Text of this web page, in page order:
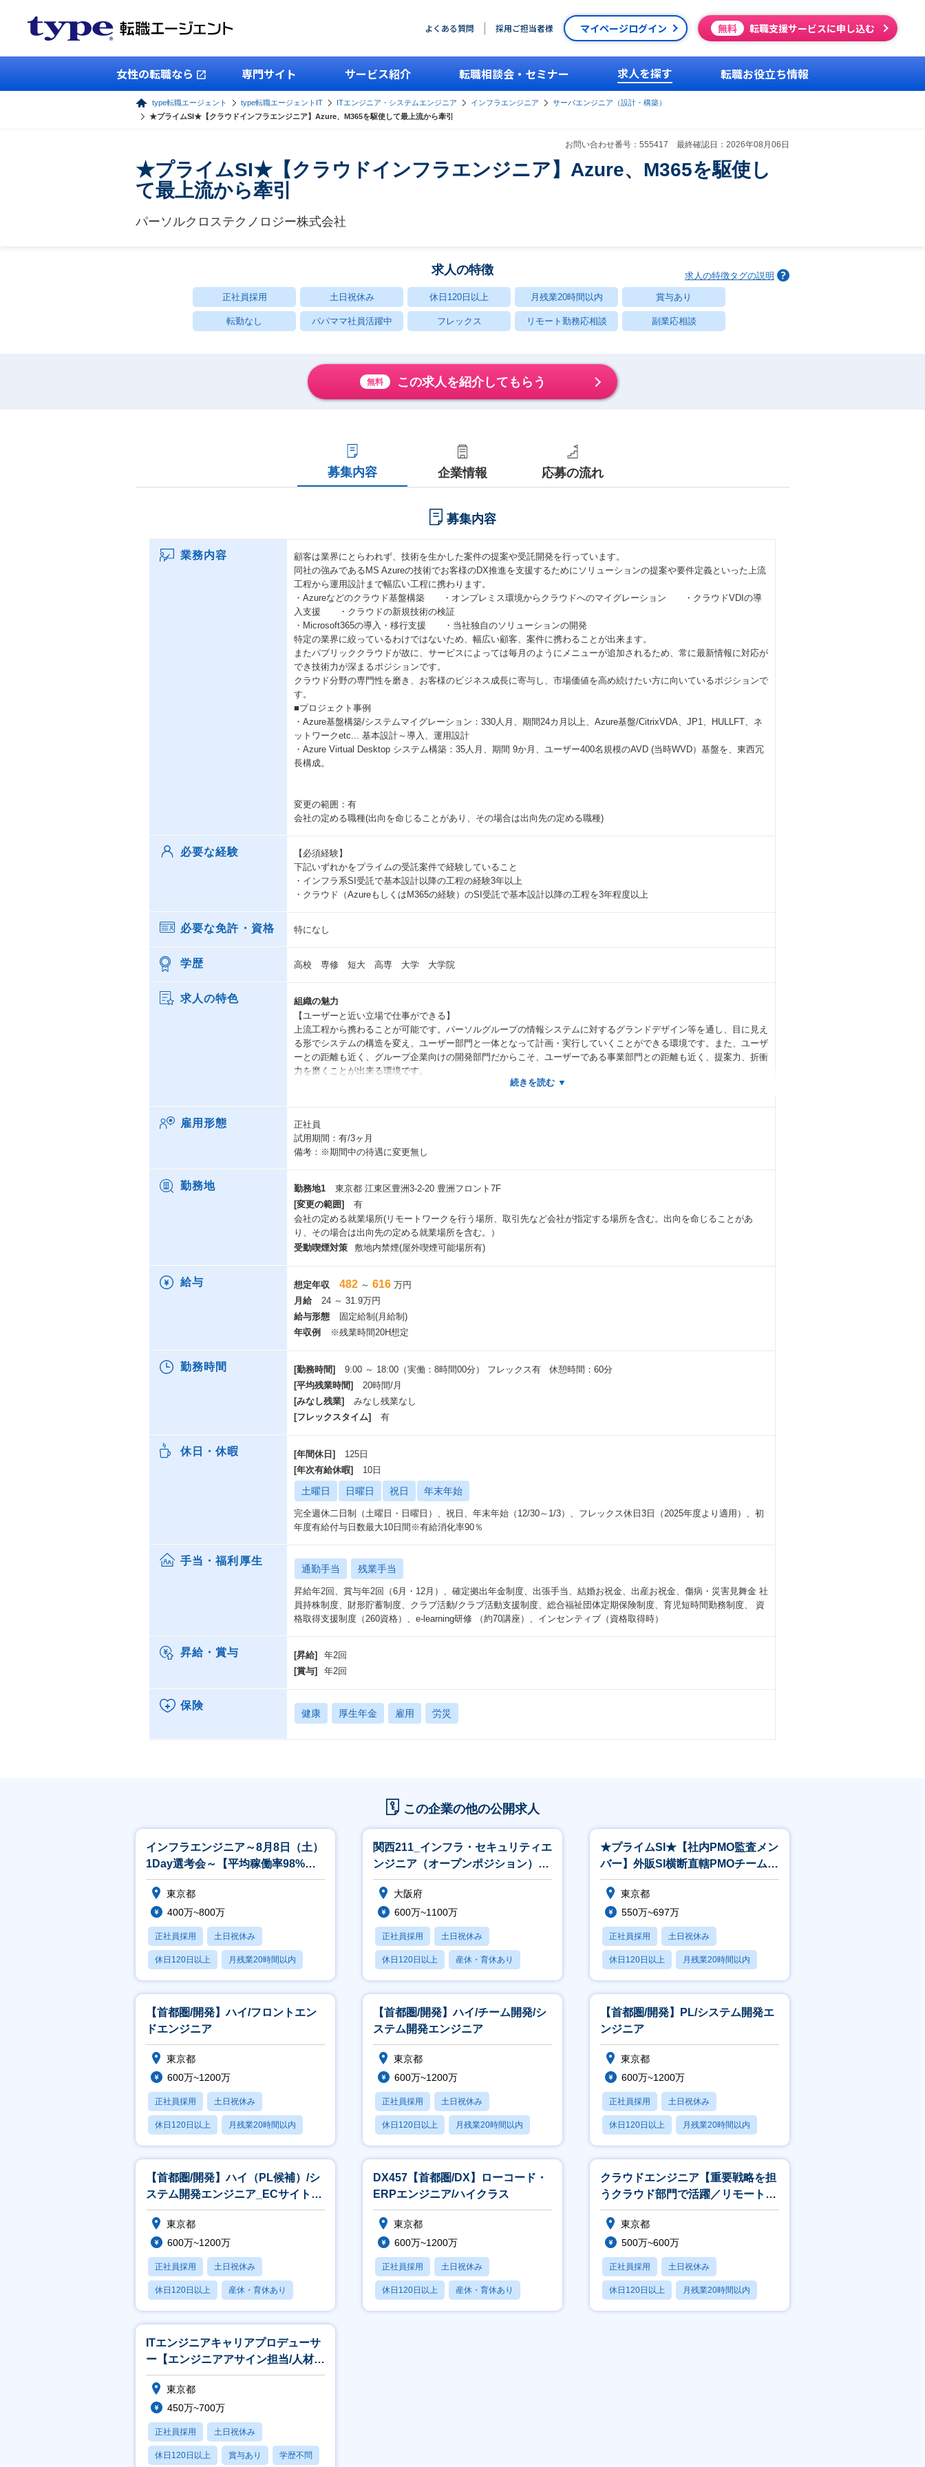
よくある質問 採用ご担当者様 マイページログイン 無料 転職支援サービスに申し込む
女性の転職なら 専門サイト サービス紹介 転職相談会・セミナー 求人を探す 転職お役立ち情報
type転職エージェント type転職エージェントIT ITエンジニア・システムエンジニア インフラエンジニア
サーバエンジニア（設計・構築）
★プライムSI★【クラウドインフラエンジニア】Azure、M365を駆使して最上流から牽引
お問い合わせ番号：555417 最終確認日：2026年08月06日
★プライムSI★【クラウドインフラエンジニア】Azure、M365を駆使し
て最上流から牽引
パーソルクロステクノロジー株式会社
求人の特徴 求人の特徴タグの説明
正社員採用 土日祝休み 休日120日以上 月残業20時間以内 賞与あり
転勤なし パパママ社員活躍中 フレックス リモート勤務応相談 副業応相談
無料 この求人を紹介してもらう
募集内容 企業情報 応募の流れ
募集内容
業務内容
顧客は業界にとらわれず、技術を生かした案件の提案や受託開発を行っています。
同社の強みであるMS Azureの技術でお客様のDX推進を支援するためにソリューションの提案や要件定義といった上流
工程から運用設計まで幅広い工程に携わります。
・Azureなどのクラウド基盤構築 ・オンプレミス環境からクラウドへのマイグレーション ・クラウドVDIの導
入支援 ・クラウドの新規技術の検証
・Microsoft365の導入・移行支援 ・当社独自のソリューションの開発
特定の業界に絞っているわけではないため、幅広い顧客、案件に携わることが出来ます。
またパブリッククラウドが故に、サービスによっては毎月のようにメニューが追加されるため、常に最新情報に対応が
でき技術力が深まるポジションです。
クラウド分野の専門性を磨き、お客様のビジネス成長に寄与し、市場価値を高め続けたい方に向いているポジションで
す。
■プロジェクト事例
・Azure基盤構築/システムマイグレーション：330人月、期間24カ月以上、Azure基盤/CitrixVDA、JP1、HULLFT、ネ
ットワークetc... 基本設計～導入、運用設計
・Azure Virtual Desktop システム構築：35人月、期間 9か月、ユーザー400名規模のAVD (当時WVD）基盤を、東西冗
長構成。
変更の範囲：有
会社の定める職種(出向を命じることがあり、その場合は出向先の定める職種)
必要な経験
【必須経験】
下記いずれかをプライムの受託案件で経験していること
・インフラ系SI受託で基本設計以降の工程の経験3年以上
・クラウド（AzureもしくはM365の経験）のSI受託で基本設計以降の工程を3年程度以上
必要な免許・資格 特になし
学歴 高校 専修 短大 高専 大学 大学院
求人の特色
組織の魅力
【ユーザーと近い立場で仕事ができる】
上流工程から携わることが可能です。パーソルグループの情報システムに対するグランドデザイン等を通し、目に見え
る形でシステムの構造を変え、ユーザー部門と一体となって計画・実行していくことができる環境です。また、ユーザ
ーとの距離も近く、グループ企業向けの開発部門だからこそ、ユーザーである事業部門との距離も近く、提案力、折衝
力を磨くことが出来る環境です。
トなどのマネジメント知識、マーケティングや経営戦略などのMBA講座、ビジネス英語やTOEICなど語学まで、どん
な人にもビジネスで役に立つコンテンツを70近く用意しています。当社は、各組織での外部研修、実地研修だけでな
く、各個人が取り組めるよう、Udemyと法人契約を締結し600IDを確保して社員の成長を支援しています。
【技術的な教育研修制度】
同社では横断的な技術・PM品質向上組織による内部講習があること、外部講習の法人契約600IDを通した学習機会が
あります。約270の認定資格については取得時に受験料を会社が支給します。更に難易度に応じてインセンティブを支
給しています。
また、グループソリューション本部では、独自に「月5時間」の教育研修時間の確保ルールを推進しています。確保し
た時間の活用手段として年間1.4千万のコストをかけて、顧客、システム環境、業務に即した外部の有償講習を積極活
ービスなどがあります。
【技術ベースで成長できる環境】
同社は、プロジェクトを通して多種多様な経験を積むことができます。
・開発手法：ウォータフォール型での大規模開発～スクラム型での高速な小～中規模開発
した開発
【多様なキャリアパスを実現】
マネジメント系だけでなく、スペシャリスト系も積極的にキャリアを受け入れており、処遇もマネジメント系と同等で
回の公募制の実施などを通して、実現性が非常に高くなっています。
働く環境
【在宅勤務制度】
在宅勤務は「アフターコロナ含めて推奨」しております。週3日以上在宅勤務を実施社員は81％、1日当たり250円の在
境をご用意しています。
【ワークライフバランス】
平均残業時間約17～19時間でメリハリのある働き方ができます。また、有給休暇の取得は取り易い風土で、ここ３年
程度の有給休暇取得日数は平均14日です。また、当社ではマンスリーフレックス制度を導入しており、ご自身の都合
ことができる社会貢献性の高さです。また、パーソルグループは、業界No1の人材派遣や人材紹介サービスを提供して
おり、個人の仕事に対するライフサイクルをワンストップで提供できることができます。利用ユーザ―は1000万人を
https://note.com/ppt_hr/n/n3dc25404fa46
事業部長やゼネラルマネジャー、マネジャーたちが自組織の特徴や仕事のやりがい、働く魅力についてご紹介します。
■カルチャー・制度紹介編
システムソリューション事業部のカルチャーや、「はたらいて、笑おう。」を実現するための制度・取り組みについて
雇用形態
正社員
試用期間：有/3ヶ月
備考：※期間中の待遇に変更無し
勤務地 勤務地1
東京都 江東区豊洲3-2-20 豊洲フロント7F
[変更の範囲]
有
会社の定める就業場所(リモートワークを行う場所、取引先など会社が指定する場所を含む。出向を命じることがあ
り、その場合は出向先の定める就業場所を含む。）
受動喫煙対策
敷地内禁煙(屋外喫煙可能場所有)
給与 想定年収 482 ～ 616 万円
月給
24 ～ 31.9万円
給与形態
固定給制(月給制)
年収例
※残業時間20H想定
勤務時間 [勤務時間]
9:00 ～ 18:00（実働：8時間00分） フレックス有 休憩時間：60分
[平均残業時間]
20時間/月
[みなし残業]
みなし残業なし
[フレックスタイム]
有
休日・休暇 [年間休日]
125日
[年次有給休暇]
10日
土曜日 日曜日 祝日 年末年始
完全週休二日制（土曜日・日曜日）、祝日、年末年始（12/30～1/3）、フレックス休日3日（2025年度より適用）、初
年度有給付与日数最大10日間※有給消化率90％
手当・福利厚生
通勤手当 残業手当
昇給年2回、賞与年2回（6月・12月）、確定拠出年金制度、出張手当、結婚お祝金、出産お祝金、傷病・災害見舞金 社
員持株制度、財形貯蓄制度、クラブ活動/クラブ活動支援制度、総合福祉団体定期保険制度、育児短時間勤務制度、 資
格取得支援制度（260資格）、e-learning研修 （約70講座）、インセンティブ（資格取得時）
昇給・賞与 [昇給]
年2回
[賞与]
年2回
保険
健康 厚生年金 雇用 労災
この企業の他の公開求人
インフラエンジニア～8月8日（土）
1Day選考会～【平均稼働率98%／
年間案件数2万件以上】
東京都
400万~800万
正社員採用 土日祝休み
休日120日以上 月残業20時間以内
賞与あり
関西211_インフラ・セキュリティエ
ンジニア（オープンポジション）
※関西立上げ（リーダークラス以上
大阪府
600万~1100万
正社員採用 土日祝休み
休日120日以上 産休・育休あり
月残業20時間以内
★プライムSI★【社内PMO監査メン
バー】外販SI横断直轄PMOチーム／
監査
東京都
550万~697万
正社員採用 土日祝休み
休日120日以上 月残業20時間以内
賞与あり
【首都圏/開発】ハイ/フロントエン
ドエンジニア
東京都
600万~1200万
正社員採用 土日祝休み
休日120日以上 月残業20時間以内
賞与あり
【首都圏/開発】ハイ/チーム開発/シ
ステム開発エンジニア
東京都
600万~1200万
正社員採用 土日祝休み
休日120日以上 月残業20時間以内
賞与あり
【首都圏/開発】PL/システム開発エ
ンジニア
東京都
600万~1200万
正社員採用 土日祝休み
休日120日以上 月残業20時間以内
賞与あり
【首都圏/開発】ハイ（PL候補）/シ
ステム開発エンジニア_ECサイト開
発
東京都
600万~1200万
正社員採用 土日祝休み
休日120日以上 産休・育休あり
月残業20時間以内
DX457【首都圏/DX】ローコード・
ERPエンジニア/ハイクラス
東京都
600万~1200万
正社員採用 土日祝休み
休日120日以上 産休・育休あり
月残業20時間以内
クラウドエンジニア【重要戦略を担
うクラウド部門で活躍／リモートワ
ーク相談可】
東京都
500万~600万
正社員採用 土日祝休み
休日120日以上 月残業20時間以内
賞与あり
ITエンジニアキャリアプロデューサ
ー【エンジニアアサイン担当/人材業
界最大手パーソルグループ】
東京都
450万~700万
正社員採用 土日祝休み
休日120日以上 賞与あり 学歴不問